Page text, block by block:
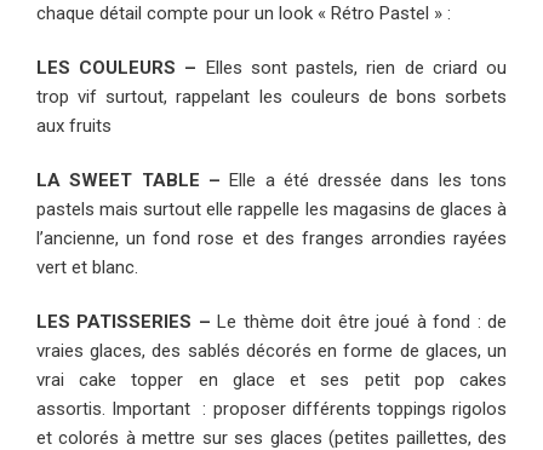
chaque détail compte pour un look « Rétro Pastel » :
LES COULEURS – Elles sont pastels, rien de criard ou
trop vif surtout, rappelant les couleurs de bons sorbets
aux fruits
LA SWEET TABLE –Elle a été dressée dans les tons
pastels mais surtout elle rappelle les magasins de glaces à
l’ancienne, un fond rose et des franges arrondies rayées
vert et blanc.
LES PATISSERIES –Le thème doit être joué à fond : de
vraies glaces, des sablés décorés en forme de glaces, un
vrai cake topper en glace et ses petit pop cakes
assortis. Important : proposer différents toppings rigolos
et colorés à mettre sur ses glaces (petites paillettes, des